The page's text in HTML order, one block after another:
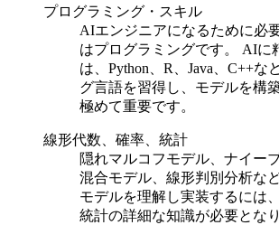
プログラミング・スキル
AIエンジニアになるために必
はプログラミングです。 AIに
は、Python、R、Java、C++な
グ言語を習得し、モデルを構
極めて重要です。
線形代数、確率、統計
隠れマルコフモデル、ナイー
混合モデル、線形判別分析な
モデルを理解し実装するには
統計の詳細な知識が必要となり